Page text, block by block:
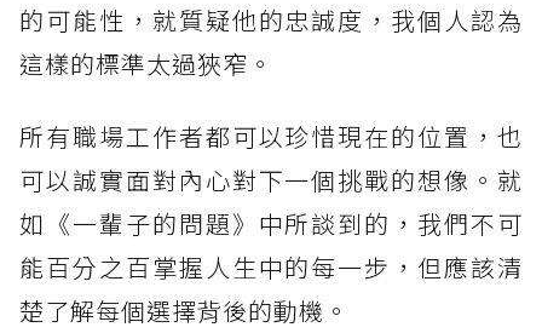
的可能性，就質疑他的忠誠度，我個人認為
這樣的標準太過狹窄。
所有職場工作者都可以珍惜現在的位置，也
可以誠實面對內心對下一個挑戰的想像。就
如《一輩子的問題》中所談到的，我們不可
能百分之百掌握人生中的每一步，但應該清
楚了解每個選擇背後的動機。